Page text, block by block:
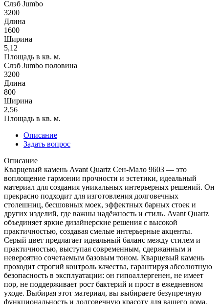
Слэб Jumbo
3200
Длина
1600
Ширина
5,12
Площадь в кв. м.
Слэб Jumbo половина
3200
Длина
800
Ширина
2,56
Площадь в кв. м.
Описание
Задать вопрос
Описание
Кварцевый камень Avant Quartz Сен-Мало 9603 — это
воплощение гармонии прочности и эстетики, идеальный
материал для создания уникальных интерьерных решений. Он
прекрасно подходит для изготовления долговечных
столешниц, бесшовных моек, эффектных барных стоек и
других изделий, где важны надёжность и стиль. Avant Quartz
объединяет яркие дизайнерские решения с высокой
практичностью, создавая смелые интерьерные акценты.
Серый цвет предлагает идеальный баланс между стилем и
практичностью, выступая современным, сдержанным и
невероятно сочетаемым базовым тоном. Кварцевый камень
проходит строгий контроль качества, гарантируя абсолютную
безопасность в эксплуатации: он гипоаллергенен, не имеет
пор, не поддерживает рост бактерий и прост в ежедневном
уходе. Выбирая этот материал, вы выбираете безупречную
функциональность и долговечную красоту для вашего дома.